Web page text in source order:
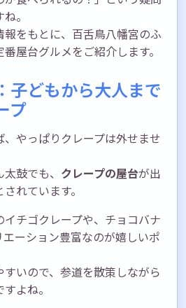
。
をもとに、百舌鳥八幡宮のふ
屋台グルメをご紹介します。
どもから大人まで
プ
やっぱりクレープは外せませ
鼓でも、 クレープの屋台が出
れています。
チゴクレープや、チョコバナ
ーション豊富なのが嬉しいポ
いので、参道を散策しながら
よね。